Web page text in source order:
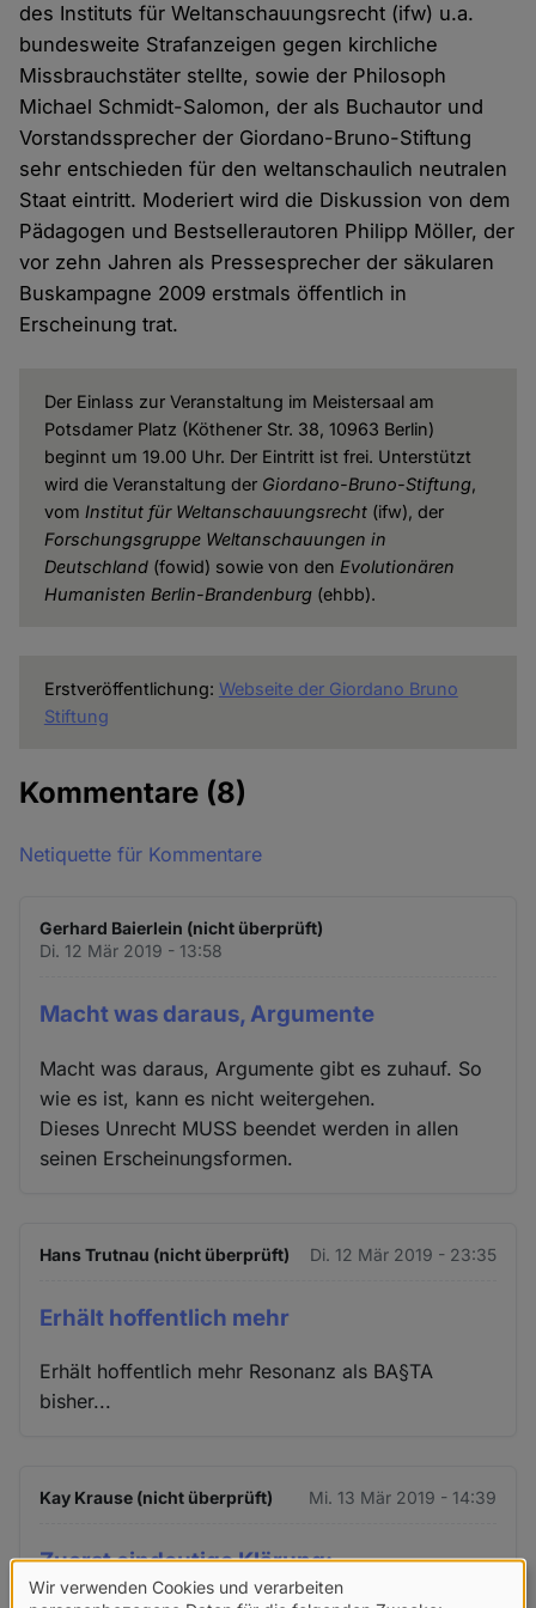
des Instituts für Weltanschauungsrecht (ifw) u.a.
bundesweite Strafanzeigen gegen kirchliche
Missbrauchstäter stellte, sowie der Philosoph
Michael Schmidt-Salomon, der als Buchautor und
Vorstandssprecher der Giordano-Bruno-Stiftung
sehr entschieden für den weltanschaulich neutralen
Staat eintritt. Moderiert wird die Diskussion von dem
Pädagogen und Bestsellerautoren Philipp Möller, der
vor zehn Jahren als Pressesprecher der säkularen
Buskampagne 2009 erstmals öffentlich in
Erscheinung trat.
Der Einlass zur Veranstaltung im Meistersaal am
Potsdamer Platz (Köthener Str. 38, 10963 Berlin)
beginnt um 19.00 Uhr. Der Eintritt ist frei. Unterstützt
wird die Veranstaltung der Giordano-Bruno-Stiftung,
vom Institut für Weltanschauungsrecht(ifw), der
Forschungsgruppe Weltanschauungen in
Deutschland(fowid) sowie von den Evolutionären
Humanisten Berlin-Brandenburg(ehbb).
Erstveröffentlichung: Webseite der Giordano Bruno
Stiftung
Kommentare (8)
Netiquette für Kommentare
Gerhard Baierlein (nicht überprüft)
Di. 12 Mär 2019 - 13:58
Macht was daraus, Argumente
Macht was daraus, Argumente gibt es zuhauf. So
wie es ist, kann es nicht weitergehen.
Dieses Unrecht MUSS beendet werden in allen
seinen Erscheinungsformen.
Hans Trutnau (nicht überprüft) Di. 12 Mär 2019 - 23:35
Erhält hoffentlich mehr
Erhält hoffentlich mehr Resonanz als BA§TA
bisher...
Kay Krause (nicht überprüft) Mi. 13 Mär 2019 - 14:39
Zuerst eindeutige Klärung:
Wir verwenden Cookies und verarbeiten